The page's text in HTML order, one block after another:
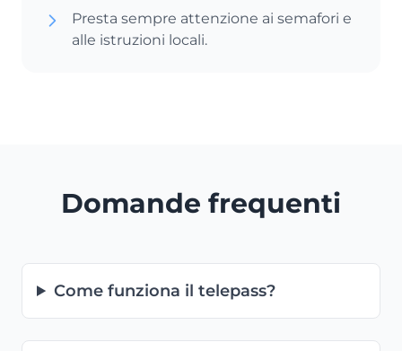
Presta sempre attenzione ai semafori e
alle istruzioni locali.
Domande frequenti
Come funziona il telepass?